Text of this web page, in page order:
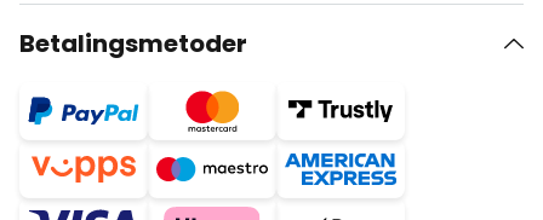
Betalingsmetoder